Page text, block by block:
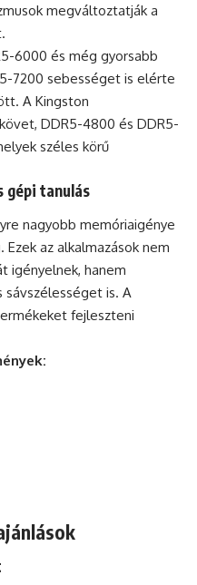
megváltoztatják a
6000 és még gyorsabb
7200 sebességet is elérte
A Kingston
DDR5-4800 és DDR5-
széles körű
gépi tanulás
nagyobb memóriaigénye
az alkalmazások nem
igényelnek, hanem
is. A
fejleszteni